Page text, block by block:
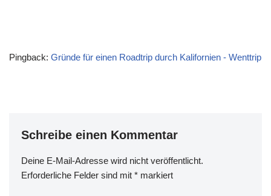
Pingback: Gründe für einen Roadtrip durch Kalifornien - Wenttrip
Schreibe einen Kommentar
Deine E-Mail-Adresse wird nicht veröffentlicht.
Erforderliche Felder sind mit * markiert